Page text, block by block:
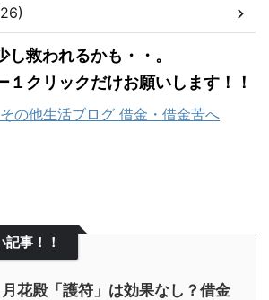
し救われるかも・・。
１クリックだけお願いします！！
事！！
月花殿「護符」は効果なし？借金